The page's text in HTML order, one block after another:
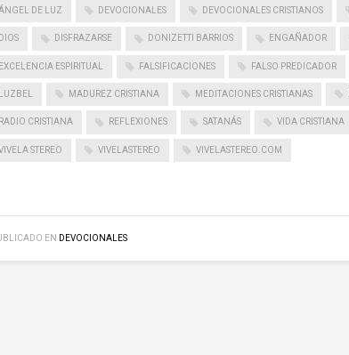
DE LUZ DEVOCIONALES DEVOCIONALES CRISTIANOS
DIOS DISFRAZARSE DONIZETTI BARRIOS ENGAÑADOR
EXCELENCIA ESPIRITUAL FALSIFICACIONES FALSO PREDICADOR
LUZBEL MADUREZ CRISTIANA MEDITACIONES CRISTIANAS
RADIO CRISTIANA REFLEXIONES SATANÁS VIDA CRISTIANA
STEREO VIVELASTEREO VIVELASTEREO.COM
EN DEVOCIONALES